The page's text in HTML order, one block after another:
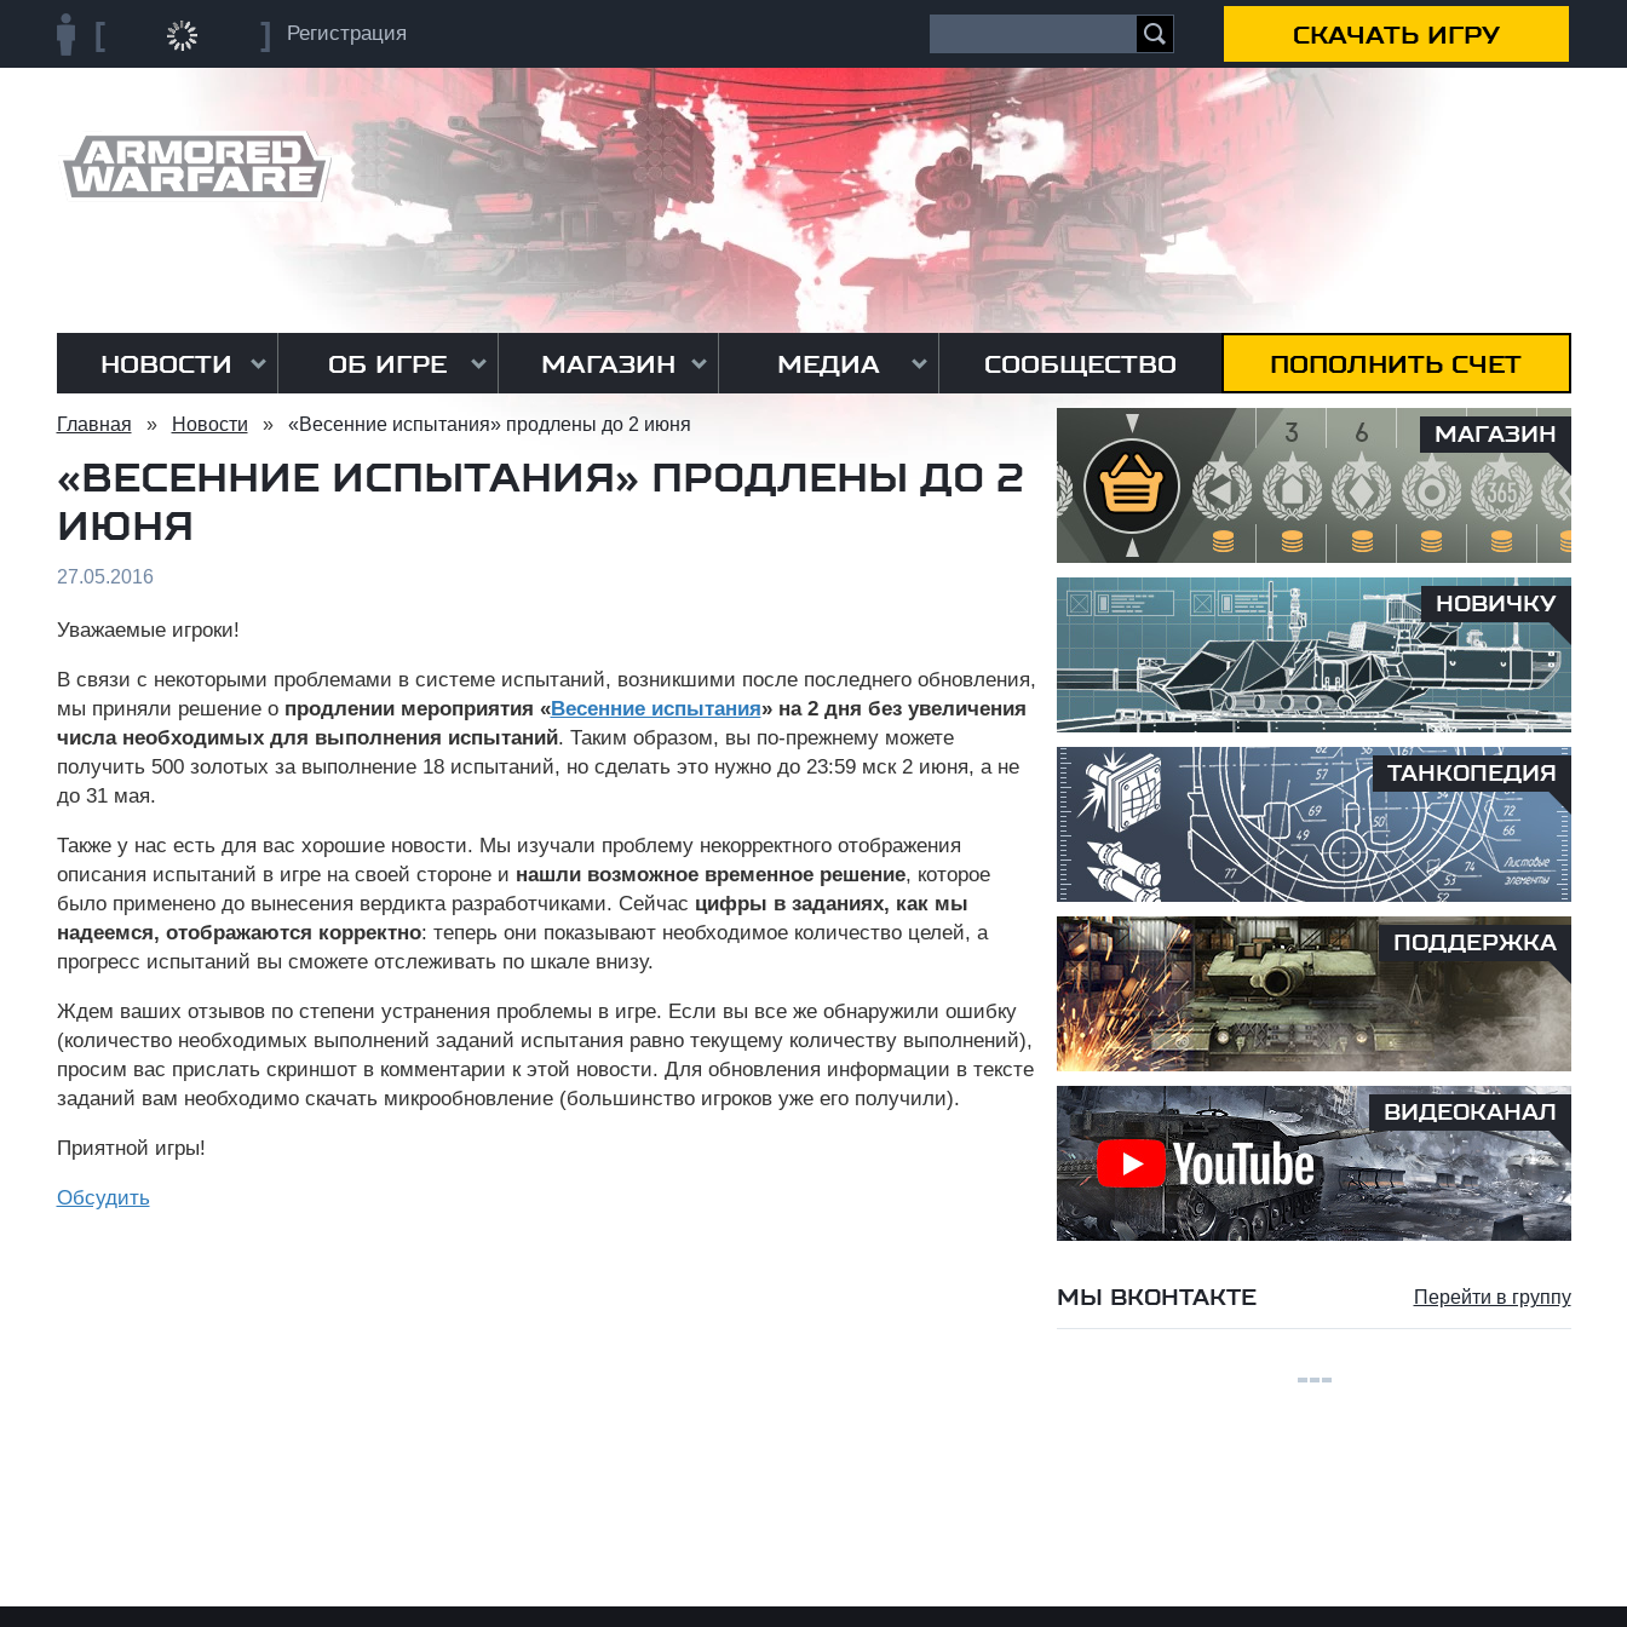
Регистрация СКАЧАТЬ ИГРУ
НОВОСТИ ОБ ИГРЕ МАГАЗИН МЕДИА СООБЩЕСТВО ПОПОЛНИТЬ СЧЕТ
Главная » Новости » «Весенние испытания» продлены до 2 июня
«ВЕСЕННИЕ ИСПЫТАНИЯ» ПРОДЛЕНЫ ДО 2
ИЮНЯ
27.05.2016
Уважаемые игроки!
В связи с некоторыми проблемами в системе испытаний, возникшими после последнего обновления,
мы приняли решение о продлении мероприятия «Весенние испытания» на 2 дня без увеличения
числа необходимых для выполнения испытаний. Таким образом, вы по-прежнему можете
получить 500 золотых за выполнение 18 испытаний, но сделать это нужно до 23:59 мск 2 июня, а не
до 31 мая.
Также у нас есть для вас хорошие новости. Мы изучали проблему некорректного отображения
описания испытаний в игре на своей стороне и нашли возможное временное решение, которое
было применено до вынесения вердикта разработчиками. Сейчас цифры в заданиях, как мы
надеемся, отображаются корректно: теперь они показывают необходимое количество целей, а
прогресс испытаний вы сможете отслеживать по шкале внизу.
Ждем ваших отзывов по степени устранения проблемы в игре. Если вы все же обнаружили ошибку
(количество необходимых выполнений заданий испытания равно текущему количеству выполнений),
просим вас прислать скриншот в комментарии к этой новости. Для обновления информации в тексте
заданий вам необходимо скачать микрообновление (большинство игроков уже его получили).
Приятной игры!
Обсудить
МАГАЗИН
НОВИЧКУ
ТАНКОПЕДИЯ
ПОДДЕРЖКА
ВИДЕОКАНАЛ
МЫ ВКОНТАКТЕ Перейти в группу